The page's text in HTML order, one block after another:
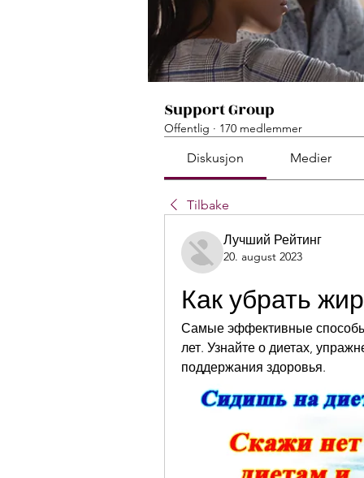
Support Group
Offentlig · 170 medlemmer
Diskusjon Medier
Tilbake
Лучший Рейтинг
20. august 2023
Как убрать
Самые эффективные
лет. Узнайте о диетах,
поддержания здоровья.